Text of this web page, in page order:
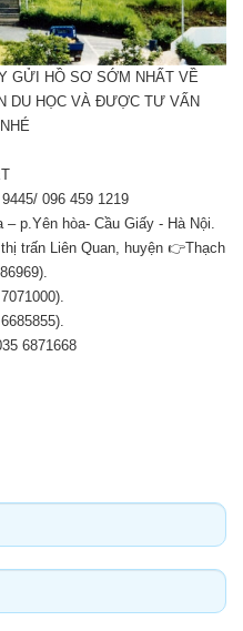
GỬI HỒ SƠ SỚM NHẤT VỀ
DU HỌC VÀ ĐƯỢC TƯ VẤN
096 459 1219
p.Yên hòa- Cầu Giấy - Hà Nội.
trấn Liên Quan, huyện 👉Thạch
6871668